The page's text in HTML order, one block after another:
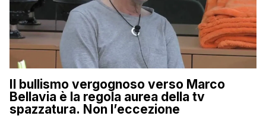
Il bullismo vergognoso verso Marco
Bellavia è la regola aurea della tv
spazzatura. Non l’eccezione